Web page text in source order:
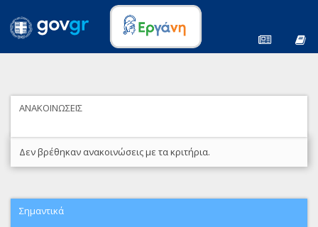
ΑΝΑΚΟΙΝΩΣΕΙΣ
Δεν βρέθηκαν ανακοινώσεις με τα κριτήρια.
Σημαντικά